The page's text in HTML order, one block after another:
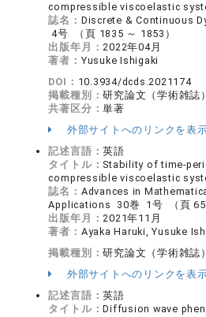
compressible viscoelastic
誌名： Discrete & Continuous
4号 （頁 1835 ～ 1853）
出版年月：2022年04月
著者： Yusuke Ishigaki
DOI： 10.3934/dcds.2021174
掲載種別：研究論文（学術雑誌）
共著区分：単著
外部サイトへのリンクを表
記述言語：英語
タイトル： Stability of time-
compressible viscoelastic
誌名： Advances in
Applications 30巻 1号 （頁 65
出版年月：2021年11月
著者： Ayaka Haruki, Yusuke
掲載種別：研究論文（学術雑誌）
外部サイトへのリンクを表
記述言語：英語
タイトル：Diffusion wave